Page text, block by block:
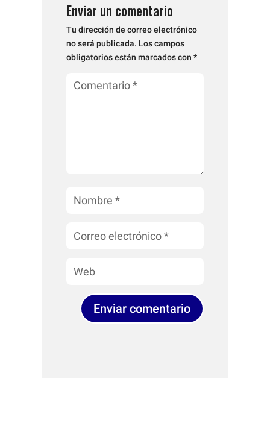
Enviar un comentario
Tu dirección de correo electrónico
no será publicada. Los campos
obligatorios están marcados con *
Enviar comentario